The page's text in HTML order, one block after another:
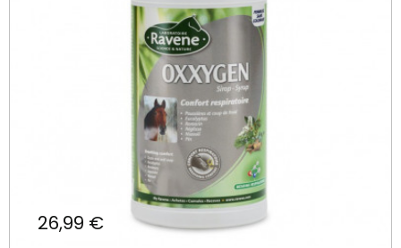
Prix
26,99 €